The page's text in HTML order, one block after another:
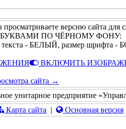
версию сайта для
БУКВАМИ ПО ЧЁРНОМУ ФОНУ:
- БЕЛЫЙ, размер шрифта
ВКЛЮЧИТЬ
сайта →
унитарное предприятие
Карта сайта | Основная версия